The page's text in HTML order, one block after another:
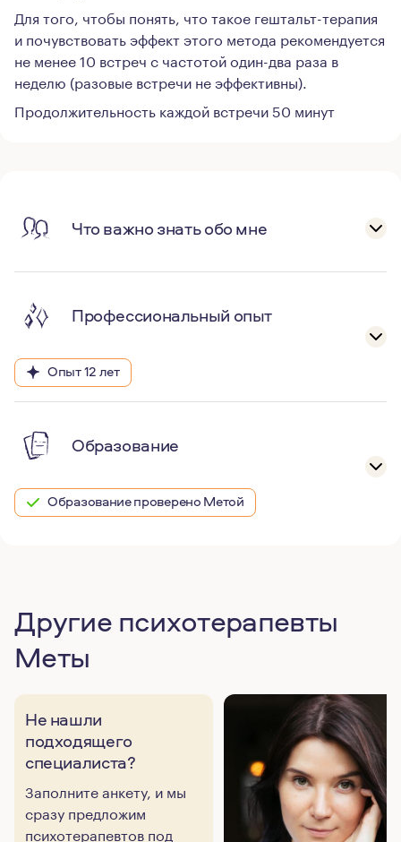
Для того, чтобы понять, что такое гештальт-терапия
и почувствовать эффект этого метода рекомендуется
не менее 10 встреч с частотой один-два раза в
неделю (разовые встречи не эффективны).
Продолжительность каждой встречи 50 минут
Что важно знать обо мне
Профессиональный опыт
Опыт 12 лет
Образование
Образование проверено Метой
Другие психотерапевты
Меты
Не нашли
подходящего
специалиста?
Заполните анкету, и мы
сразу предложим
психотерапевтов под